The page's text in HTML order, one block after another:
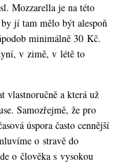
Mozzarella je na této
jí tam mělo být alespoň
minimálně 30 Kč.
v zimě, v létě to
vlastnoručně a která už
Samozřejmě, že pro
úspora často cennější
o stravě do
o člověka s vysokou